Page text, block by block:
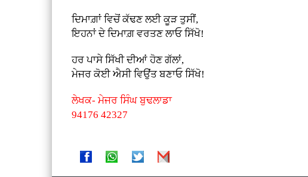
ਦਿਮਾਗ਼ਾਂ ਵਿਚੋਂ ਕੱਢਣ ਲਈ ਕੂੜ ਤੁਸੀਂ,
ਇਹਨਾਂ ਦੇ ਦਿਮਾਗ਼ ਵਰਤਣ ਲਾਓ ਸਿੱਖੋ!
ਹਰ ਪਾਸੇ ਸਿੱਖੀ ਦੀਆਂ ਹੋਣ ਗੱਲਾਂ,
ਮੇਜਰ ਕੋਈ ਐਸੀ ਵਿਉਂਤ ਬਣਾਓ ਸਿੱਖੋ!
ਲੇਖਕ- ਮੇਜਰ ਸਿੰਘ ਬੁਢਲਾਡਾ
94176 42327